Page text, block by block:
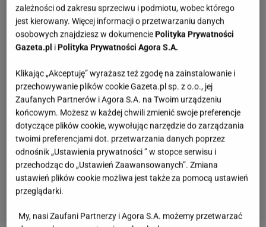
zależności od zakresu sprzeciwu i podmiotu, wobec którego
jest kierowany. Więcej informacji o przetwarzaniu danych
osobowych znajdziesz w dokumenciePolityka Prywatności
Gazeta.pl iPolityka Prywatności Agora S.A.
Klikając „Akceptuję” wyrażasz też zgodę na zainstalowanie i
przechowywanie plików cookie Gazeta.pl sp. z o.o., jej
Zaufanych Partnerów i Agora S.A. na Twoim urządzeniu
końcowym. Możesz w każdej chwili zmienić swoje preferencje
dotyczące plików cookie, wywołując narzędzie do zarządzania
twoimi preferencjami dot. przetwarzania danych poprzez
odnośnik „Ustawienia prywatności ” w stopce serwisu i
przechodząc do „Ustawień Zaawansowanych”. Zmiana
ustawień plików cookie możliwa jest także za pomocą ustawień
przeglądarki.
My, nasi Zaufani Partnerzy i Agora S.A. możemy przetwarzać